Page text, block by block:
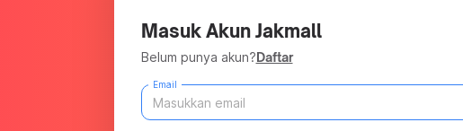
Masuk Akun Jakmall
Belum punya akun?Daftar
Email